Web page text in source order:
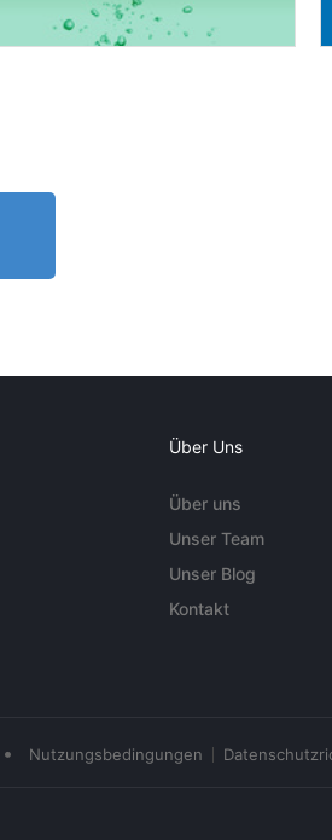
Über Uns
Über uns
Unser Team
Unser Blog
Kontakt
• Nutzungsbedingungen